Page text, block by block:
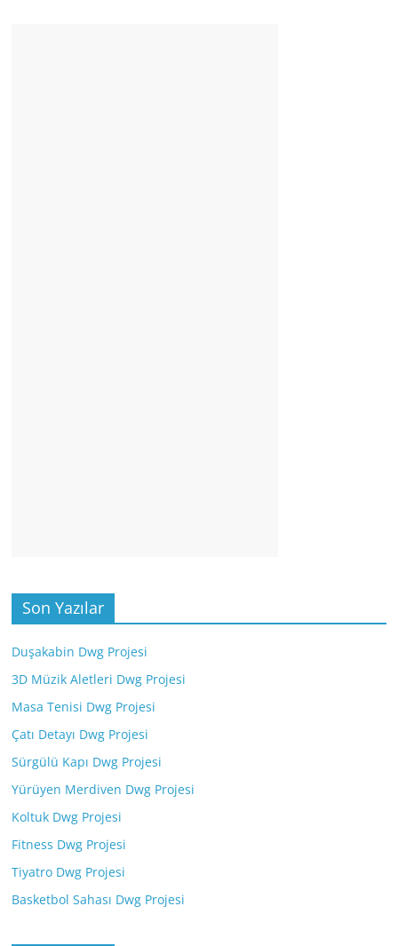
Son Yazılar
Duşakabin Dwg Projesi
3D Müzik Aletleri Dwg Projesi
Masa Tenisi Dwg Projesi
Çatı Detayı Dwg Projesi
Sürgülü Kapı Dwg Projesi
Yürüyen Merdiven Dwg Projesi
Koltuk Dwg Projesi
Fitness Dwg Projesi
Tiyatro Dwg Projesi
Basketbol Sahası Dwg Projesi